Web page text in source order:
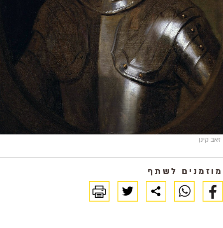
זאב קינן
מוזמנים לשתף